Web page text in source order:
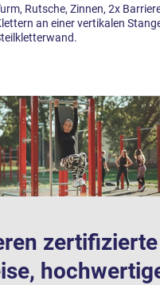
Rutsche, Zinnen, 2x
an einer vertikalen